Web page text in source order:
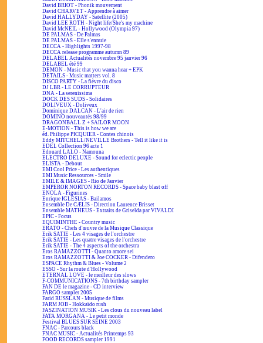
David BRIOT - Phonik mouvement
David CHARVET - Apprendre à aimer
David HALLYDAY - Satellite (2005)
David LEE ROTH - Night life/She's my machine
David McNEIL - Hollywood (Olympia 97)
DE PALMAS - De Palmas
DE PALMAS - Elle s'ennuie
DECCA - Highlights 1997-98
DECCA release programme autumn 89
DELABEL Actualités novembre 95 janvier 96
DELABEL été 99
DEMON - Music that you wanna hear + EPK
DETAILS - Music matters vol. 8
DISCO PARTY - La fièvre du disco
DJ LBR - LE CORRUPTEUR
DNA - La serenissima
DOCK DES SUDS - Solidaires
DOLIVEUX - Doliveux
Dominique DALCAN - L'air de rien
DOMINO nouveautés 98/99
DRAGONBALL Z + SAILOR MOON
E-MOTION - This is how we are
éd. Philippe PICQUIER - Contes chinois
Eddy MITCHELL/NEVILLE Brothers - Tell it like it is
EDEL Collection 96 acte 1
Edouard LALO - Namouna
ELECTRO DELUXE - Sound for eclectic people
ELISTA - Debout
EMI Cool Price - Les authentiques
EMI Music Ressources - Smile
EMILE & IMAGES - Rio de Janvier
EMPEROR NORTON RECORDS - Space baby blast off
ENOLA - Figurines
Enrique IGLESIAS - Bailamos
Ensemble De CÆLIS - Direction Laurence Brisset
Ensemble MATHEUS - Extraits de Griselda par VIVALDI
EPIC - Focus
EQUIMINTHE - Country music
ERATO - Chefs d'œuvre de la Musique Classique
Erik SATIE - Les 4 visages de l'orchestre
Erik SATIE - Les quatre visages de l'orchestre
Erik SATIE - The 4 aspects of the orchestra
Eros RAMAZZOTTI - Quanto amore sei
Eros RAMAZZOTTI & Joe COCKER - Difendero
ESPACE Rhythm & Blues - Volume 2
ESSO - Sur la route d'Hollywood
ETERNAL LOVE - le meilleur des slows
F-COMMUNICATIONS - 7th birthday sampler
FAN DE le magazine - CD interview
FARGO sampler 2005
Farid RUSSLAN - Musique de films
FARM JOB - Hokkaïdo rush
FASZINATION MUSIK - Les clous du nouveau label
FATA MORGANA - Le petit monde
Festival BLUES SUR SEINE 2003
FNAC - Parcours black
FNAC MUSIC - Actualités Printemps 93
FOOD RECORDS sampler 1991